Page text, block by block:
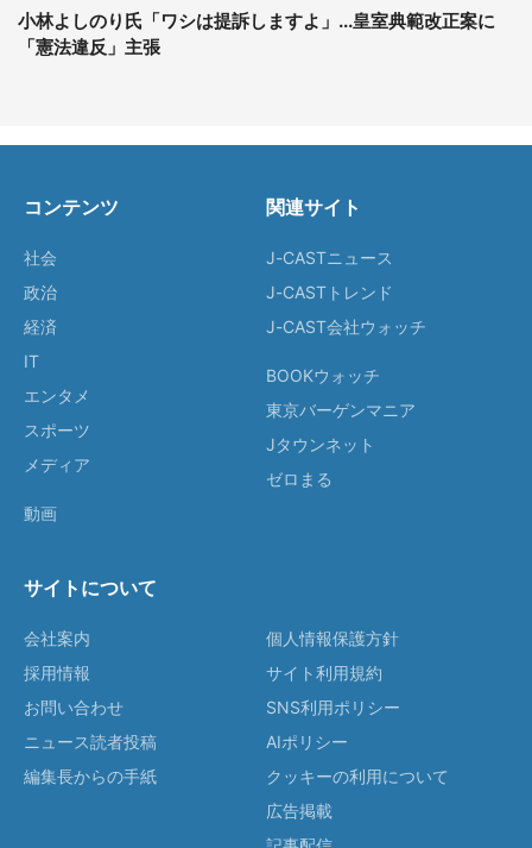
小林よしのり氏「ワシは提訴しますよ」...皇室典範改正案に
「憲法違反」主張
コンテンツ
社会
政治
経済
IT
エンタメ
スポーツ
メディア
動画
関連サイト
J-CASTニュース
J-CASTトレンド
J-CAST会社ウォッチ
BOOKウォッチ
東京バーゲンマニア
Jタウンネット
ゼロまる
サイトについて
会社案内
採用情報
お問い合わせ
ニュース読者投稿
編集長からの手紙
個人情報保護方針
サイト利用規約
SNS利用ポリシー
AIポリシー
クッキーの利用について
広告掲載